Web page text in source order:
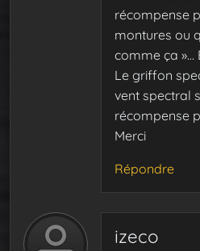
récompense
montures ou
comme ça »…
Le griffon
vent spectral
récompense
Merci
Répondre
izeco